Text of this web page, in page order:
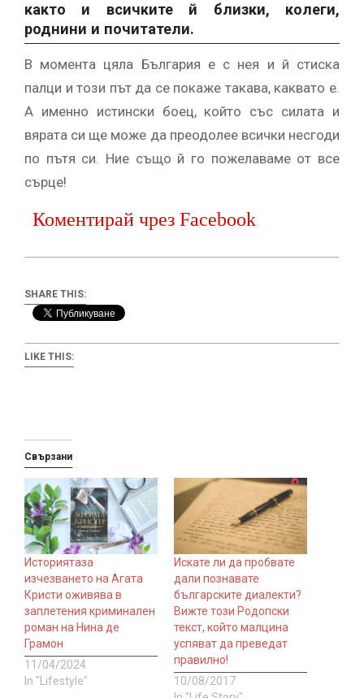
както и всичките й близки, колеги,
роднини и почитатели.
В момента цяла България е с нея и й стиска
палци и този път да се покаже такава, каквато е.
А именно истински боец, който със силата и
вярата си ще може да преодолее всички несгоди
по пътя си. Ние също й го пожелаваме от все
сърце!
Коментирай чрез Facebook
SHARE THIS:
LIKE THIS:
Свързани
Историятаза
изчезването на Агата
Кристи оживява в
заплетения криминален
роман на Нина де
Грамон
11/04/2024
In "Lifestyle"
Искате ли да пробвате
дали познавате
българските диалекти?
Вижте този Родопски
текст, който малцина
успяват да преведат
правилно!
10/08/2017